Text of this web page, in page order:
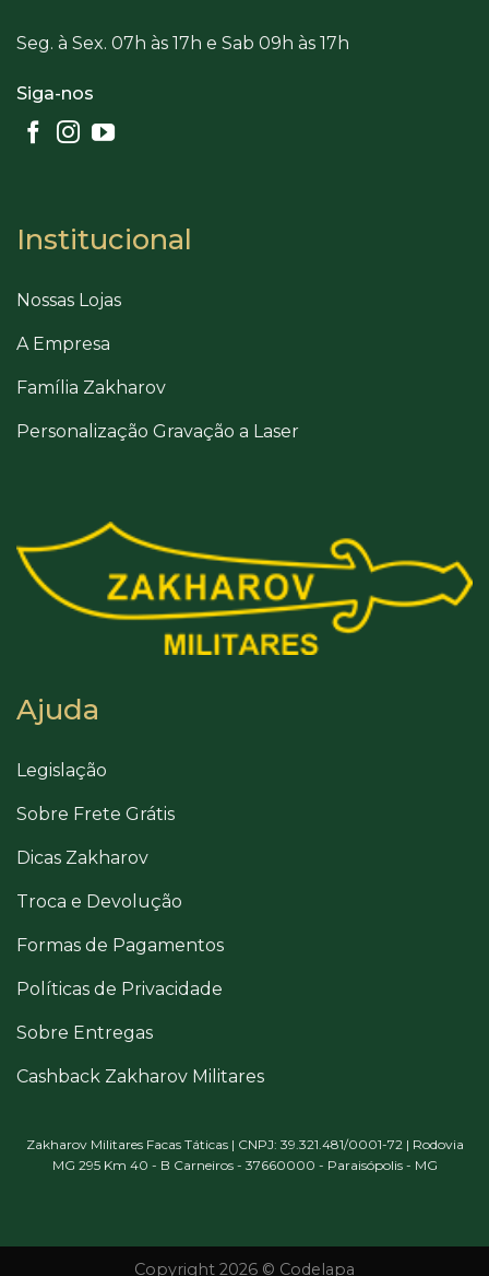
Seg. à Sex. 07h às 17h e Sab 09h às 17h
Siga-nos
Institucional
Nossas Lojas
A Empresa
Família Zakharov
Personalização Gravação a Laser
Ajuda
Legislação
Sobre Frete Grátis
Dicas Zakharov
Troca e Devolução
Formas de Pagamentos
Políticas de Privacidade
Sobre Entregas
Cashback Zakharov Militares
Zakharov Militares Facas Táticas | CNPJ: 39.321.481/0001-72 | Rodovia
MG 295 Km 40 - B Carneiros - 37660000 - Paraisópolis - MG
Copyright 2026 © Codelapa